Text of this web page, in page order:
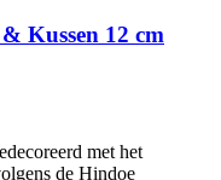
Kussen 12 cm
met het
de Hindoe